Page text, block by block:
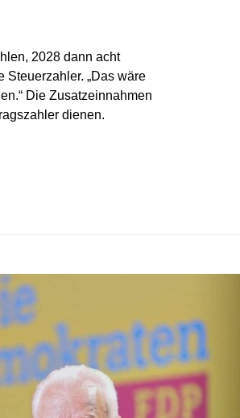
2028 dann acht
„Das wäre
Die Zusatzeinnahmen
dienen.